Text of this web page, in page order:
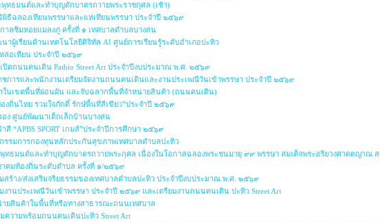
ทธมนต์และทำบุญตักบาตรถวายพระราชกุศล (เช้า)
ธีฉลองเทียนพรรษาและแห่เทียนพรรษา ประจำปี ๒๕๖๙
าลชิมหอยแมลงภู่ ครั้งที่ ๑ เทศบาลตำบลบางสน
าผู้เรียนด้านเทคโนโลยีดิจิทัล AI ศูนย์การเรียนรู้ระดับอำเภอปะทิว
ล่อเทียน ประจำปี ๒๕๖๙
ดถนนคนเดิน Pathio Street Art ประจำปีงบประมาณ พ.ศ. ๒๕๖๙
การและพนักงานเตรียมจัดงานถนนคนเดินและงานประเพณีวันเข้าพรรษา ประจำปี ๒๕๖๙
ในเขตพื้นที่ผ่อนผัน และจับฉลากพื้นที่จำหน่ายสินค้า (ถนนคนเดิน)
งถิ่นไทย รวมใจภักดิ์ รักษ์พื้นที่สีเขียว”ประจำปี ๒๕๖๙
ง ศูนย์พัฒนาเด็กเล็กบ้านบางสน
“APBS SPORT เกมส์”ประจำปีการศึกษา ๒๕๖๙
รมการกองทุนหลักประกันสุขภาพเทศบาลตำบลปะทิว
ทธมนต์และทำบุญตักบาตรถวายพระกุศล เนื่องในโอกาสฉลองพระชนมายุ ๙๙ พรรษา สมเด็จพระอริยวงศาคตญาณ
คมท้องถิ่นระดับตำบล ครั้งที่ ๑/๒๕๖๙
สร้าง/ส่งเสริมจริยธรรมของเทศบาลตำบลปะทิว ประจำปีงบประมาณ พ.ศ. ๒๕๖๙
งานประเพณีวันเข้าพรรษา ประจำปี ๒๕๖๙ และเตรียมงานถนนคนเดิน ปะทิว Street Art
ยสินค้าในพื้นที่หรือทางสาธารณะถนนเทศบาล
ความพร้อมถนนคนเดินปะทิว Street Art